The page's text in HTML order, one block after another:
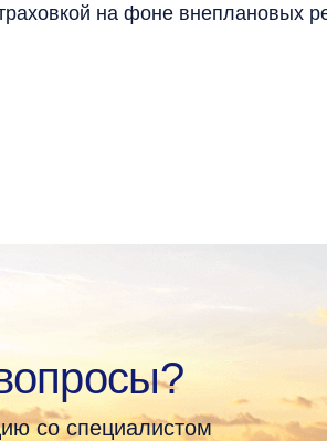
на фоне внеплановых
со специалистом